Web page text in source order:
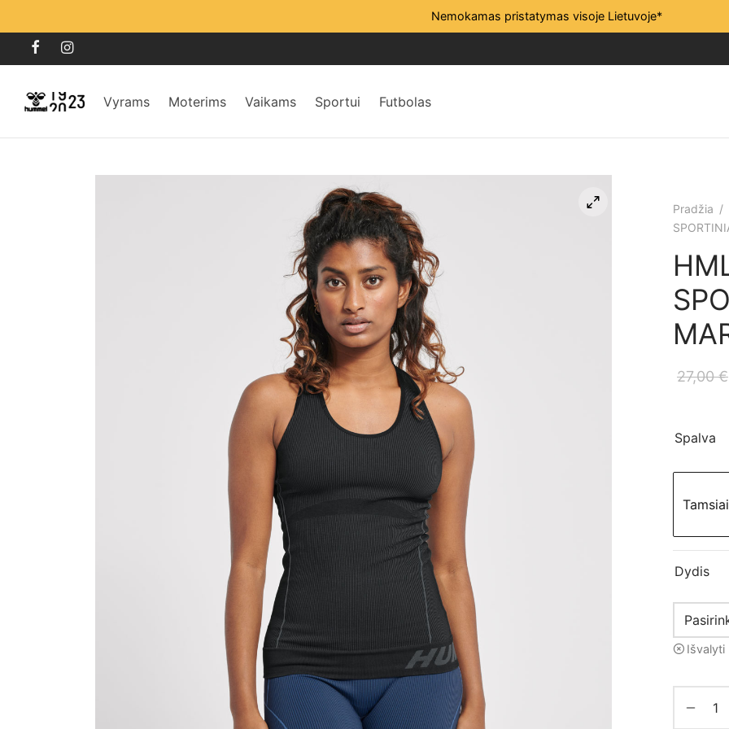
Nemokamas pristatymas visoje Lietuvoje*
Vyrams Moterims Vaikams Sportui Futbolas
Pradžia /
27,00€
Spalva
Dydis
Išvalyti